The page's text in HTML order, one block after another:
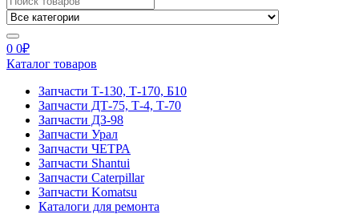
for:
0 0₽
Каталог товаров
Запчасти Т-130, Т-170, Б10
Запчасти ДТ-75, Т-4, Т-70
Запчасти ДЗ-98
Запчасти Урал
Запчасти ЧЕТРА
Запчасти Shantui
Запчасти Caterpillar
Запчасти Komatsu
Каталоги для ремонта